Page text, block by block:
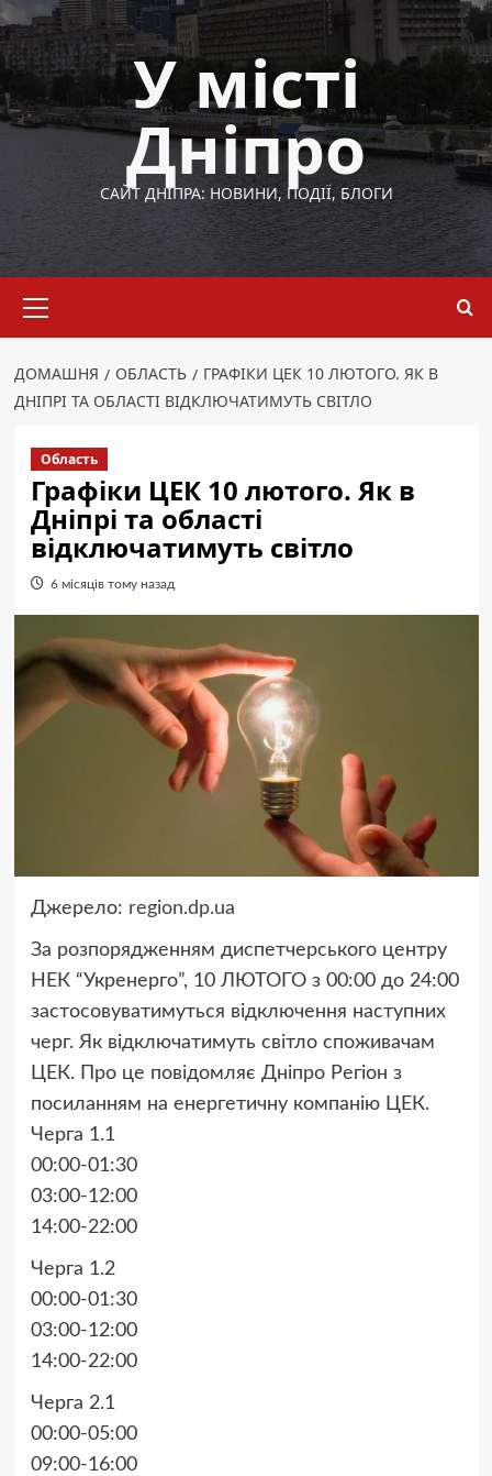
Перейти
до
вмісту
У місті
Дніпро
САЙТ ДНІПРА: НОВИНИ, ПОДІЇ, БЛОГИ
меню
ДОМАШНЯ ОБЛАСТЬ
ГРАФІКИ ЦЕК 10 ЛЮТОГО. ЯК В
ДНІПРІ ТА ОБЛАСТІ ВІДКЛЮЧАТИМУТЬ СВІТЛО
Область
Графіки ЦЕК 10 лютого. Як в
Дніпрі та області
відключатимуть світло
6 місяців тому назад
Джерело: region.dp.ua
За розпорядженням диспетчерського центру
НЕК “Укренерго”, 10 ЛЮТОГО з 00:00 до 24:00
застосовуватимуться відключення наступних
черг. Як відключатимуть світло споживачам
ЦЕК. Про це повідомляє Дніпро Регіон з
посиланням на енергетичну компанію ЦЕК.
Черга 1.1
00:00-01:30
03:00-12:00
14:00-22:00
Черга 1.2
00:00-01:30
03:00-12:00
14:00-22:00
Черга 2.1
00:00-05:00
09:00-16:00